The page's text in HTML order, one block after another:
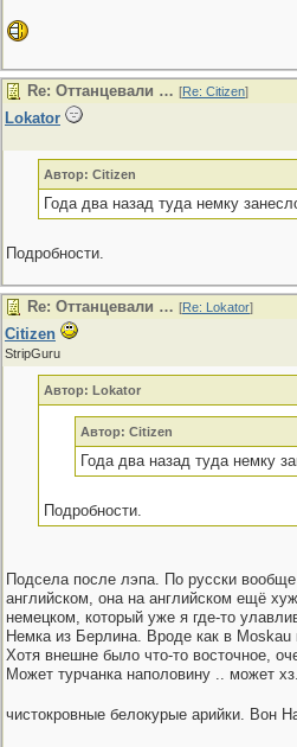
Re: Оттанцевали … [Re: Citizen]
Lokator
Автор: Citizen
Года два назад туда немку
Подробности.
Re: Оттанцевали … [Re: Lokator]
Citizen
StripGuru
Автор: Lokator
Автор: Citizen
Года два назад туда немку
Подробности.
Подсела после лэпа. По русски
английском, она на английском ещё
немецком, который уже я где-то
Немка из Берлина. Вроде как в
Хотя внешне было что-то восточное,
Может турчанка наполовину .. может
чистокровные белокурые арийки. Вон